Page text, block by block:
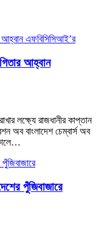
আহ্বান
লক্ষ্যে রাজধানীর কাপ্তান
অব বাংলাদেশ চেম্বার্স অব
পুঁজিবাজারে